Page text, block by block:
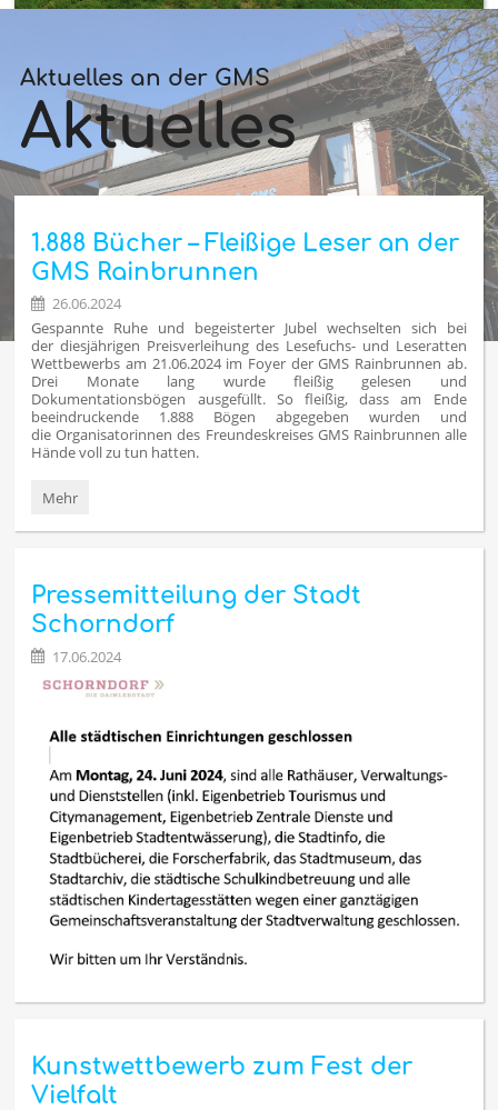
Aktuelles an der GMS
Aktuelles
1.888 Bücher – Fleißige Leser an der
GMS Rainbrunnen
26.06.2024
Gespannte Ruhe und begeisterter Jubel wechselten sich bei
der diesjährigen Preisverleihung des Lesefuchs- und Leseratten
Wettbewerbs am 21.06.2024 im Foyer der GMS Rainbrunnen ab.
Drei Monate lang wurde fleißig gelesen und
Dokumentationsbögen ausgefüllt. So fleißig, dass am Ende
beeindruckende 1.888 Bögen abgegeben wurden und
die Organisatorinnen des Freundeskreises GMS Rainbrunnen alle
Hände voll zu tun hatten.
1.888
–
an
der
GMS
Rainbrunnen:
Mehr
Pressemitteilung der Stadt
Schorndorf
17.06.2024
Kunstwettbewerb zum Fest der
Vielfalt